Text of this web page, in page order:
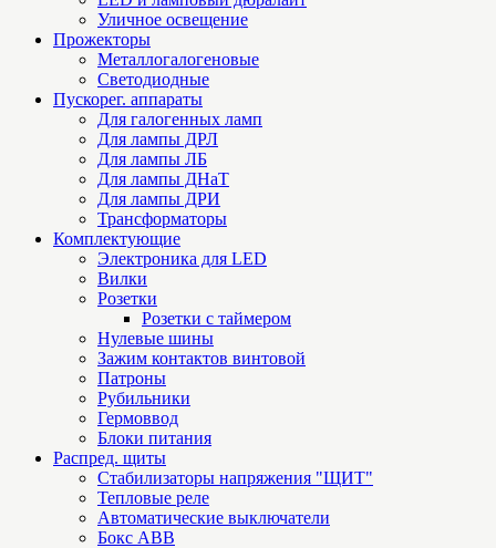
Уличное освещение
Прожекторы
Металлогалогеновые
Светодиодные
Пускорег. аппараты
Для галогенных ламп
Для лампы ДРЛ
Для лампы ЛБ
Для лампы ДНаТ
Для лампы ДРИ
Трансформаторы
Комплектующие
Электроника для LED
Вилки
Розетки
Розетки с таймером
Нулевые шины
Зажим контактов винтовой
Патроны
Рубильники
Гермоввод
Блоки питания
Распред. щиты
Стабилизаторы напряжения "ЩИТ"
Тепловые реле
Автоматические выключатели
Бокс ABB